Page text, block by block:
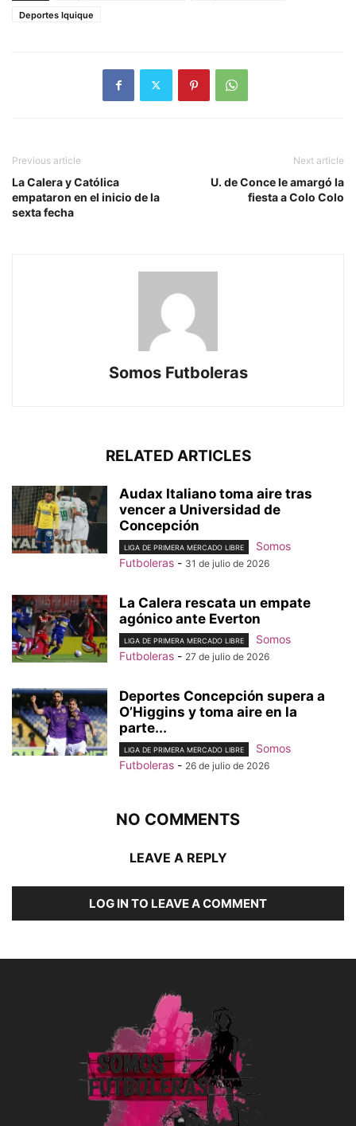
Deportes Iquique
Previous article
La Calera y Católica
empataron en el inicio de la
sexta fecha
Next article
U. de Conce le amargó la
fiesta a Colo Colo
Somos Futboleras
RELATED ARTICLES
Audax Italiano toma aire tras
vencer a Universidad de
Concepción
LIGA DE PRIMERA MERCADO LIBRE
Somos
Futboleras - 31 de julio de 2026
La Calera rescata un empate
agónico ante Everton
LIGA DE PRIMERA MERCADO LIBRE
Somos
Futboleras - 27 de julio de 2026
Deportes Concepción supera a
O’Higgins y toma aire en la
parte...
LIGA DE PRIMERA MERCADO LIBRE
Somos
Futboleras - 26 de julio de 2026
NO COMMENTS
LEAVE A REPLY
LOG IN TO LEAVE A COMMENT